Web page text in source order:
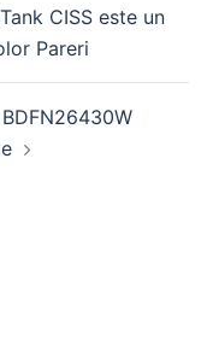
CISS este un
Pareri